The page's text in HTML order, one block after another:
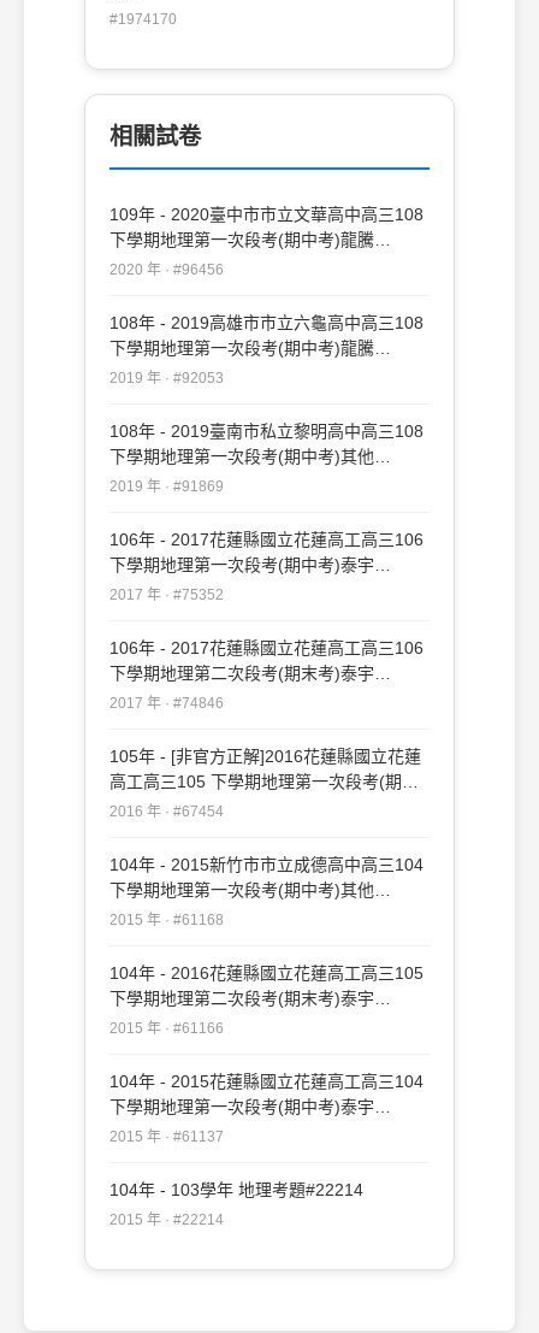
#1974170
相關試卷
109年 - 2020臺中市市立文華高中高三108
下學期地理第一次段考(期中考)龍騰
#96456
2020 年 · #96456
108年 - 2019高雄市市立六龜高中高三108
下學期地理第一次段考(期中考)龍騰
#92053
2019 年 · #92053
108年 - 2019臺南市私立黎明高中高三108
下學期地理第一次段考(期中考)其他
#91869
2019 年 · #91869
106年 - 2017花蓮縣國立花蓮高工高三106
下學期地理第一次段考(期中考)泰宇
#75352
2017 年 · #75352
106年 - 2017花蓮縣國立花蓮高工高三106
下學期地理第二次段考(期末考)泰宇
#74846
2017 年 · #74846
105年 - [非官方正解]2016花蓮縣國立花蓮
高工高三105 下學期地理第一次段考(期中
考)泰宇#67454
2016 年 · #67454
104年 - 2015新竹市市立成德高中高三104
下學期地理第一次段考(期中考)其他
#61168
2015 年 · #61168
104年 - 2016花蓮縣國立花蓮高工高三105
下學期地理第二次段考(期末考)泰宇
#61166
2015 年 · #61166
104年 - 2015花蓮縣國立花蓮高工高三104
下學期地理第一次段考(期中考)泰宇
#61137
2015 年 · #61137
104年 - 103學年 地理考題#22214
2015 年 · #22214